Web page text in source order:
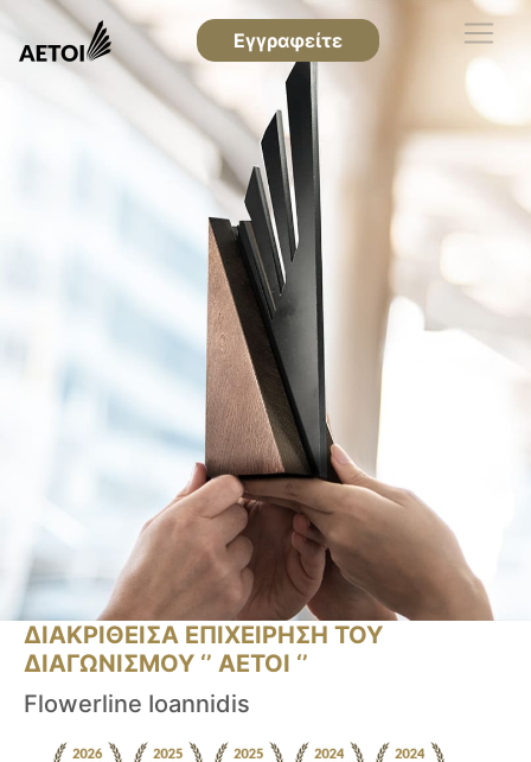
Εγγραφείτε
ΔΙΑΚΡΙΘΕΙΣΑ ΕΠΙΧΕΙΡΗΣΗ ΤΟΥ
ΔΙΑΓΩΝΙΣΜΟΥ ‘’ ΑΕΤΟΙ ‘’
Flowerline Ioannidis